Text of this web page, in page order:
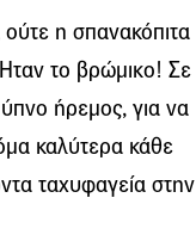
η σπανακόπιτα
Ήταν το βρώμικο! Σε
ήρεμος, για να
καλύτερα κάθε
ταχυφαγεία στην